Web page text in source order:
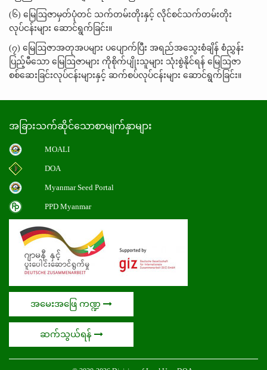
(၆) မြေဩဇာမှတ်ပုံတင် သက်တမ်းတိုးနှင့် လိုင်စင်သက်တမ်းတိုး
လုပ်ငန်းများ ဆောင်ရွက်ခြင်း။
(၇) မြေဩဇာအတုအပများ ပပျောက်ပြီး အရည်အသွေးစံချိန် စံညွှန်း
ပြည့်မီသော မြေဩဇာများ ကိုစိုက်ပျိုးသူများ သုံးစွဲနိုင်ရန် မြေဩဇာ
စစ်ဆေးခြင်းလုပ်ငန်းများနှင့် ဆက်စပ်လုပ်ငန်းများ ဆောင်ရွက်ခြင်း။
အခြားသက်ဆိုင်သောစာမျက်နှာများ
MOALI
DOA
Myanmar Seed Portal
PPD Myanmar
အမေးအဖြေ ကဏ္ဍ
ဆက်သွယ်ရန်